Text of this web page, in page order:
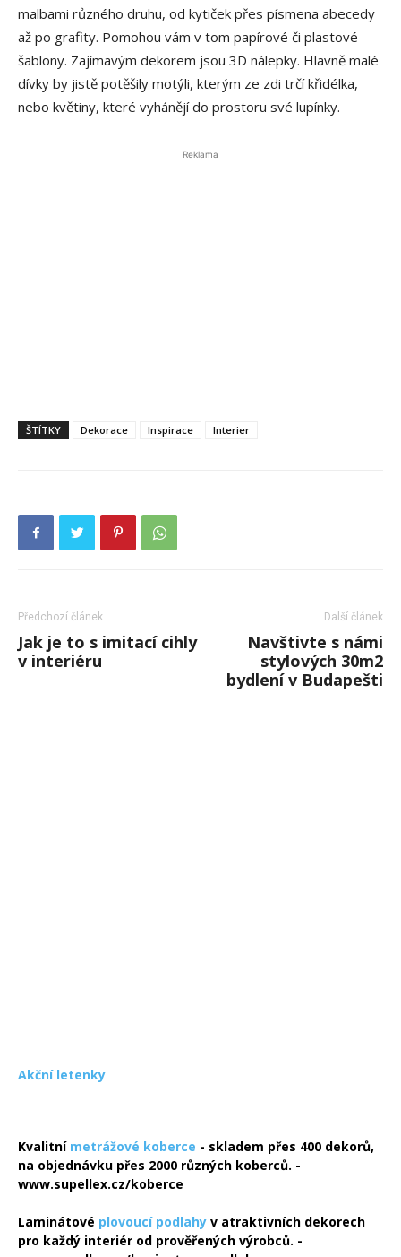
malbami různého druhu, od kytiček přes písmena abecedy
až po grafity. Pomohou vám v tom papírové či plastové
šablony. Zajímavým dekorem jsou 3D nálepky. Hlavně malé
dívky by jistě potěšily motýli, kterým ze zdi trčí křidélka,
nebo květiny, které vyhánějí do prostoru své lupínky.
Reklama
ŠTÍTKY Dekorace Inspirace Interier
Předchozí článek
Jak je to s imitací cihly
v interiéru
Další článek
Navštivte s námi
stylových 30m2
bydlení v Budapešti
Akční letenky
Kvalitní metrážové koberce - skladem přes 400 dekorů,
na objednávku přes 2000 různých koberců. -
www.supellex.cz/koberce
Laminátové plovoucí podlahy v atraktivních dekorech
pro každý interiér od prověřených výrobců. -